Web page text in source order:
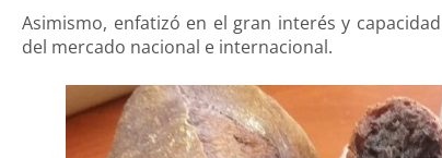
Asimismo, enfatizó en el gran interés y
del mercado nacional e internacional.